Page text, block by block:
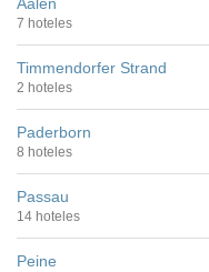
7 hoteles
Timmendorfer Strand
2 hoteles
Paderborn
8 hoteles
Passau
14 hoteles
Peine